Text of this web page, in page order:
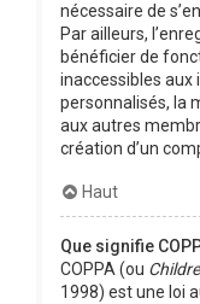
nécessaire de
Par ailleurs,
bénéficier de
inaccessibles aux
personnalisés, la
aux autres
création d’un
Haut
Que signifie
COPPA (ou
1998) est une loi